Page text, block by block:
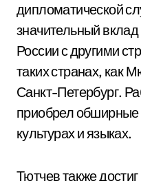
дипломатической
значительный
России с другими
таких странах, как
Санкт-Петербург.
приобрел обширные
культурах и языках.
Тютчев также